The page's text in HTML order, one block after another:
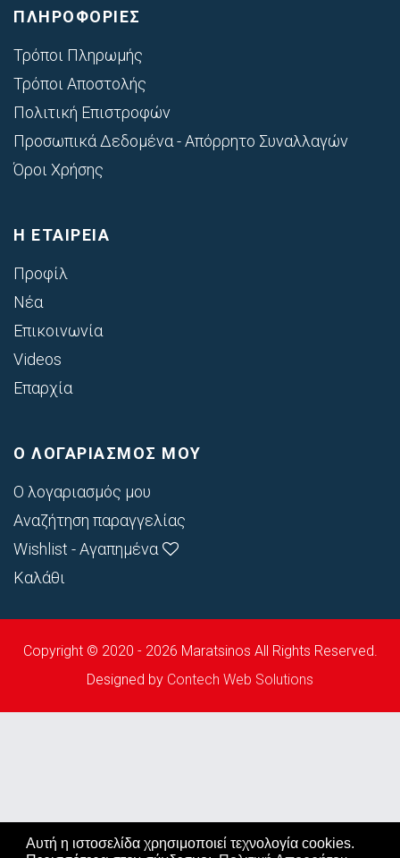
Αυτή η ιστοσελίδα χρησιμοποιεί τεχνολογία cookies.
ΠΛΗΡΟΦΟΡΙΕΣ
Τρόποι Πληρωμής
Τρόποι Αποστολής
Πολιτική Επιστροφών
Προσωπικά Δεδομένα - Απόρρητο Συναλλαγών
Όροι Χρήσης
Η ΕΤΑΙΡΕΙΑ
Προφίλ
Νέα
Επικοινωνία
Videos
Επαρχία
Ο ΛΟΓΑΡΙΑΣΜΟΣ ΜΟΥ
Ο λογαριασμός μου
Αναζήτηση παραγγελίας
Wishlist - Αγαπημένα
Καλάθι
Copyright © 2020 - 2026 Maratsinos All Rights Reserved.
Designed by Contech Web Solutions